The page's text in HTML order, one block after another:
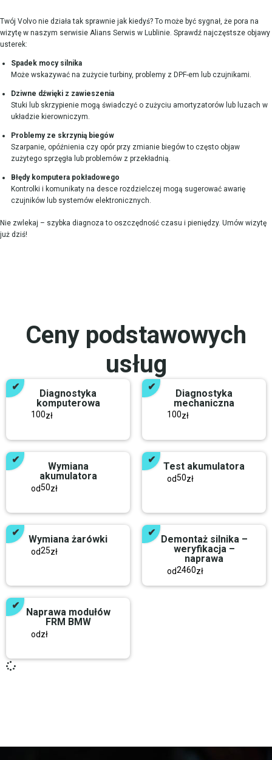
Twój Volvo nie działa tak sprawnie jak kiedyś? To może być sygnał, że pora na
wizytę w naszym serwisie Alians Serwis w Lublinie. Sprawdź najczęstsze objawy
usterek:
Spadek mocy silnika
Może wskazywać na zużycie turbiny, problemy z DPF-em lub czujnikami.
Dziwne dźwięki z zawieszenia
Stuki lub skrzypienie mogą świadczyć o zużyciu amortyzatorów lub luzach w
układzie kierowniczym.
Problemy ze skrzynią biegów
Szarpanie, opóźnienia czy opór przy zmianie biegów to często objaw
zużytego sprzęgła lub problemów z przekładnią.
Błędy komputera pokładowego
Kontrolki i komunikaty na desce rozdzielczej mogą sugerować awarię
czujników lub systemów elektronicznych.
Nie zwlekaj – szybka diagnoza to oszczędność czasu i pieniędzy. Umów wizytę
już dziś!
Ceny podstawowych
usług
Diagnostyka
komputerowa
100zł
Diagnostyka
mechaniczna
100zł
Wymiana
akumulatora
od50zł
Test akumulatora
od50zł
Wymiana żarówki
od25zł
Demontaż silnika –
weryfikacja –
naprawa
od2460zł
Naprawa modułów
FRM BMW
odzł